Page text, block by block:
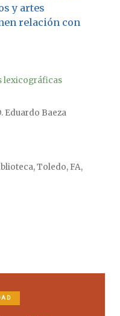
y artes
relación con
lexicográficas
Eduardo Baeza
Toledo, FA,